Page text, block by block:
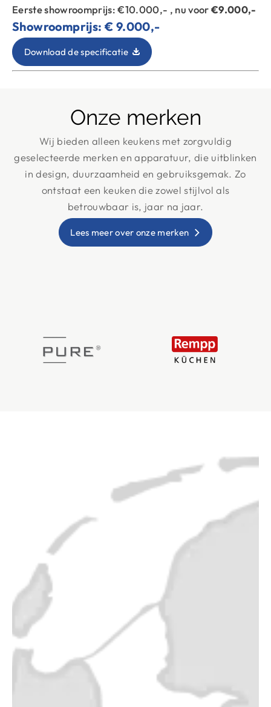
Eerste showroomprijs: €10.000,- , nu voor€9.000,-
Showroomprijs: € 9.000,-
Download de specificatie
Onze merken
Wij bieden alleen keukens met zorgvuldig
geselecteerde merken en apparatuur, die uitblinken
in design, duurzaamheid en gebruiksgemak. Zo
ontstaat een keuken die zowel stijlvol als
betrouwbaar is, jaar na jaar.
Lees meer over onze merken